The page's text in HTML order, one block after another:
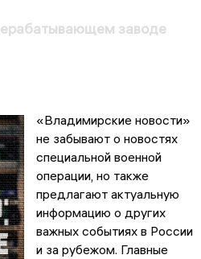
заводе
«Владимирские новости»
не забывают о новостях
специальной военной
операции, но также
предлагают актуальную
информацию о других
важных событиях в России
и за рубежом. Главные